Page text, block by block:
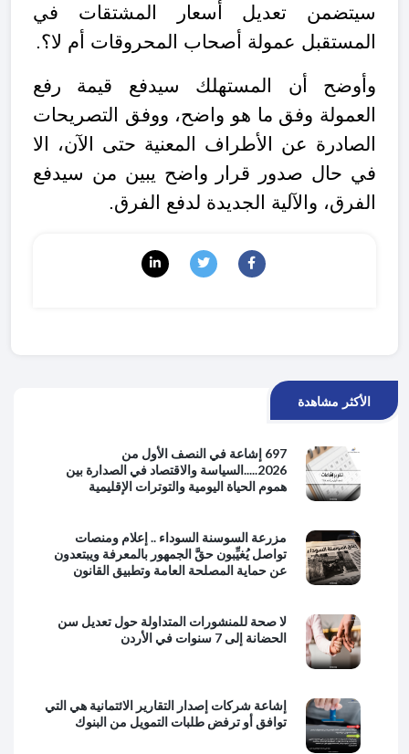
سيتضمن تعديل أسعار المشتقات في
المستقبل عمولة أصحاب المحروقات أم لا؟.
وأوضح أن المستهلك سيدفع قيمة رفع
العمولة وفق ما هو واضح، ووفق التصريحات
الصادرة عن الأطراف المعنية حتى الآن، الا
في حال صدور قرار واضح يبين من سيدفع
الفرق، والآلية الجديدة لدفع الفرق.
الأكثر مشاهدة
697 إشاعة في النصف الأول من
2026.....السياسة والاقتصاد في الصدارة بين
هموم الحياة اليومية والتوترات الإقليمية
مزرعة السوسنة السوداء .. إعلام ومنصات
تواصل يُغيِّبون حقَّ الجمهور بالمعرفة ويبتعدون
عن حماية المصلحة العامة وتطبيق القانون
لا صحة للمنشورات المتداولة حول تعديل سن
الحضانة إلى 7 سنوات في الأردن
إشاعة شركات إصدار التقارير الائتمانية هي التي
توافق أو ترفض طلبات التمويل من البنوك